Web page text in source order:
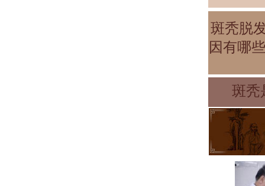
斑秃脱
因有哪
斑秃